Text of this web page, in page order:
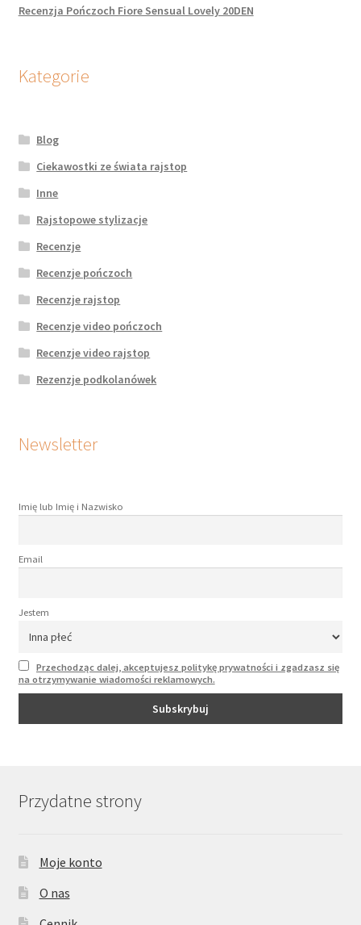
Recenzja Pończoch Fiore Sensual Lovely 20DEN
Kategorie
Blog
Ciekawostki ze świata rajstop
Inne
Rajstopowe stylizacje
Recenzje
Recenzje pończoch
Recenzje rajstop
Recenzje video pończoch
Recenzje video rajstop
Rezenzje podkolanówek
Newsletter
Imię lub Imię i Nazwisko
Email
Jestem
Przechodząc dalej, akceptujesz politykę prywatności i zgadzasz się
na otrzymywanie wiadomości reklamowych.
Przydatne strony
Moje konto
O nas